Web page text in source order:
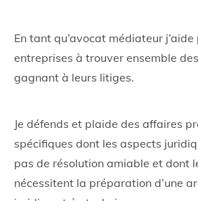
En tant qu’avocat médiateur
entreprises à trouver ensemble
gagnant à leurs litiges.
Je défends et plaide des affaires
spécifiques dont les aspects
pas de résolution amiable et dont
nécessitent la préparation d’une